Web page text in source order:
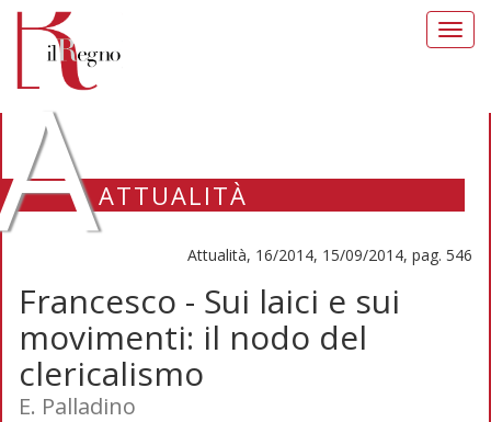
ATTUALITÀ
Attualità, 16/2014, 15/09/2014, pag. 546
Francesco - Sui laici e sui
movimenti: il nodo del
clericalismo
E. Palladino